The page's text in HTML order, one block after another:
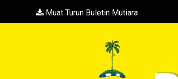
Muat Turun Buletin Mutiara